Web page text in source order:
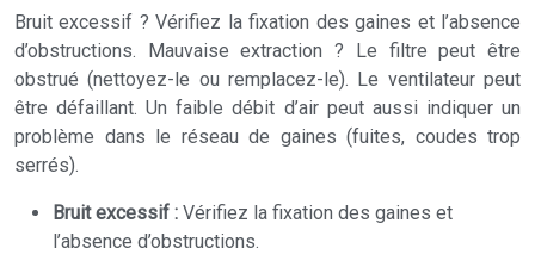
Bruit excessif ? Vérifiez la fixation des gaines et l’absence
d’obstructions. Mauvaise extraction ? Le filtre peut être
obstrué (nettoyez-le ou remplacez-le). Le ventilateur peut
être défaillant. Un faible débit d’air peut aussi indiquer un
problème dans le réseau de gaines (fuites, coudes trop
serrés).
Bruit excessif : Vérifiez la fixation des gaines et
l’absence d’obstructions.